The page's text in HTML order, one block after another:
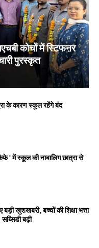
कोचों में स्टिफऩर
पुरस्कृत
के कारण स्कूल रहेंगे बंद
' में स्कूल की नाबालिग छात्रा से
बड़ी खुशखबरी, बच्चों की शिक्षा भत्ता
बढ़ी